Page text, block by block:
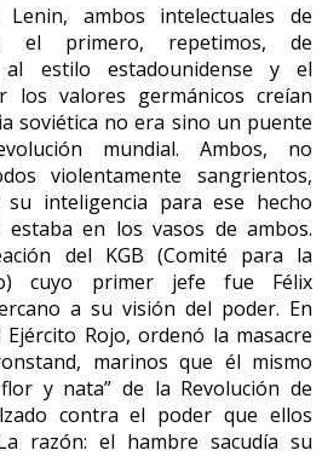
ambos intelectuales de
el primero, repetimos, de
al estilo estadounidense y el
los valores germánicos creían
soviética no era sino un puente
mundial. Ambos, no
violentamente sangrientos,
inteligencia para ese hecho
en los vasos de ambos.
del KGB (Comité para la
cuyo primer jefe fue Félix
a su visión del poder. En
Rojo, ordenó la masacre
marinos que él mismo
y nata” de la Revolución de
contra el poder que ellos
razón: el hambre sacudía su